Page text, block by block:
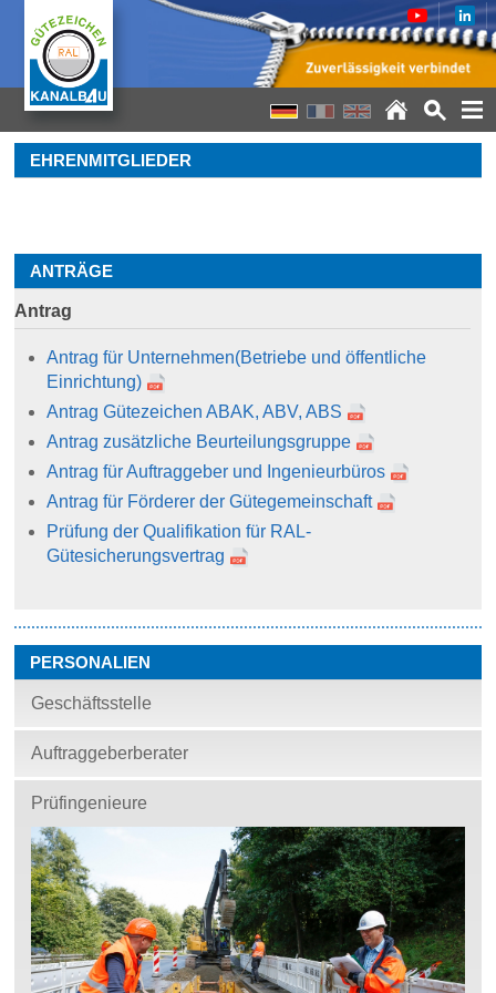
EHRENMITGLIEDER
ANTRÄGE
Antrag
Antrag für Unternehmen(Betriebe und öffentliche
Einrichtung)
Antrag Gütezeichen ABAK, ABV, ABS
Antrag zusätzliche Beurteilungsgruppe
Antrag für Auftraggeber und Ingenieurbüros
Antrag für Förderer der Gütegemeinschaft
Prüfung der Qualifikation für RAL-
Gütesicherungsvertrag
PERSONALIEN
Geschäftsstelle
Auftraggeberberater
Prüfingenieure